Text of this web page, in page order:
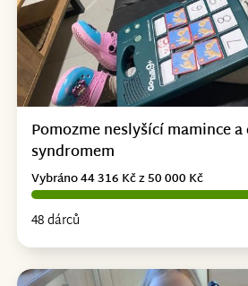
Pomozme neslyšící mamince a
syndromem
48 dárců
Vybráno 44 316 Kč z 50 000 Kč